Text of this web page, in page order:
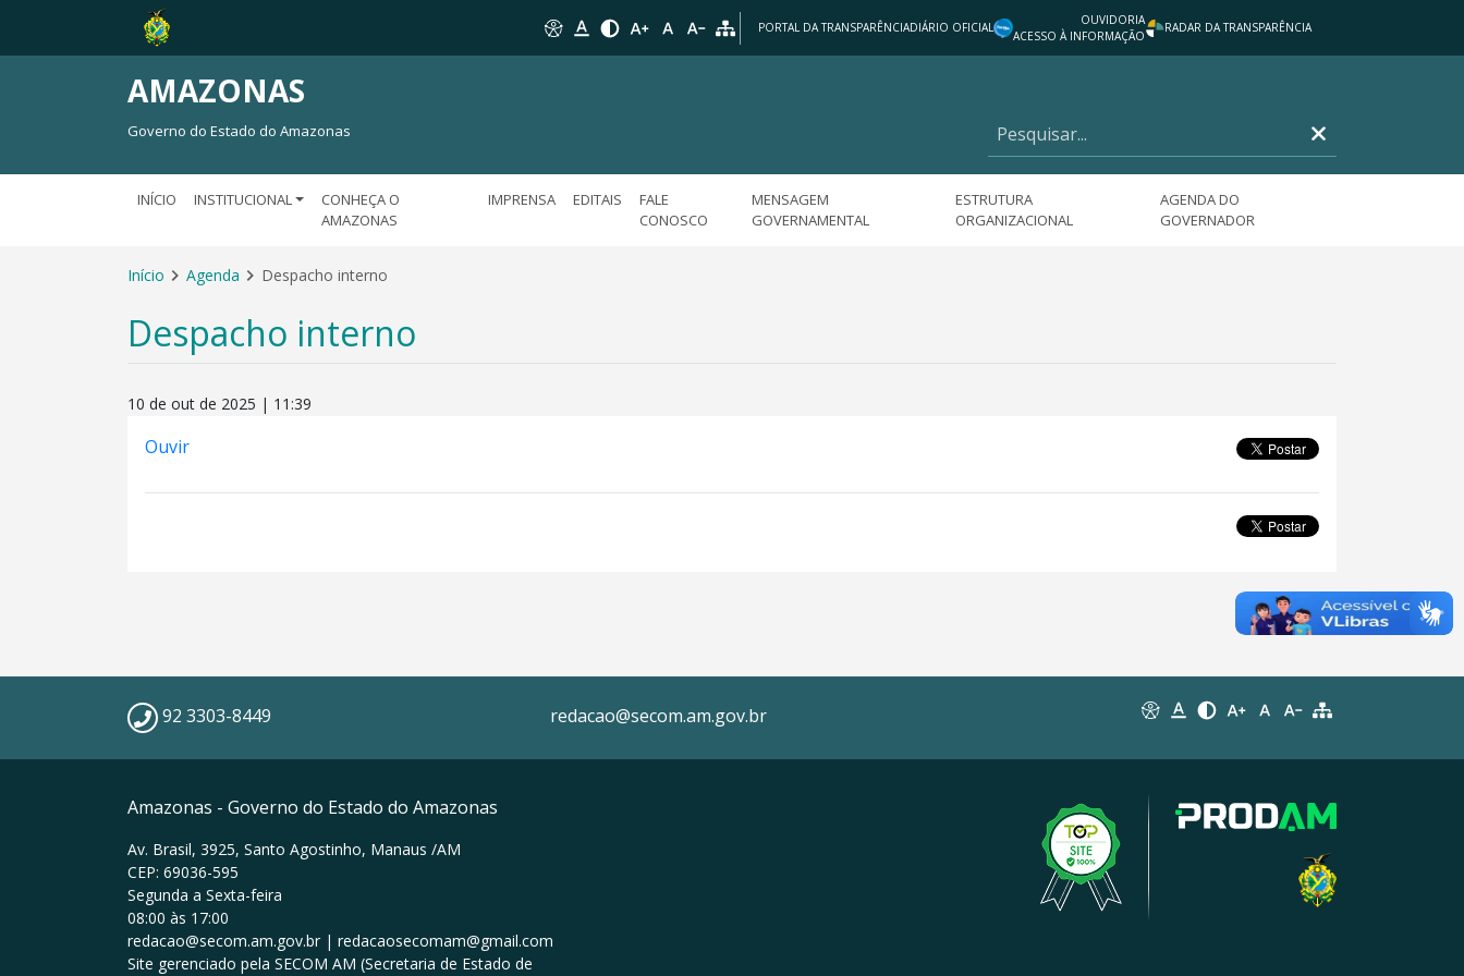
PORTAL DA TRANSPARÊNCIADIÁRIO OFICIAL
OUVIDORIA
ACESSO À INFORMAÇÃO
RADAR DA TRANSPARÊNCIA
AMAZONAS
Governo do Estado do Amazonas
INÍCIO INSTITUCIONAL
CONHEÇA O
AMAZONAS
IMPRENSA EDITAIS
FALE
CONOSCO
MENSAGEM
GOVERNAMENTAL
ESTRUTURA
ORGANIZACIONAL
AGENDA DO
GOVERNADOR
Início Agenda Despacho interno
Despacho interno
10 de out de 2025 | 11:39
Ouvir
92 3303-8449 redacao@secom.am.gov.br
Amazonas - Governo do Estado do Amazonas
Av. Brasil, 3925, Santo Agostinho, Manaus /AM
CEP: 69036-595
Segunda a Sexta-feira
08:00 às 17:00
redacao@secom.am.gov.br | redacaosecomam@gmail.com
Site gerenciado pela SECOM AM (Secretaria de Estado de